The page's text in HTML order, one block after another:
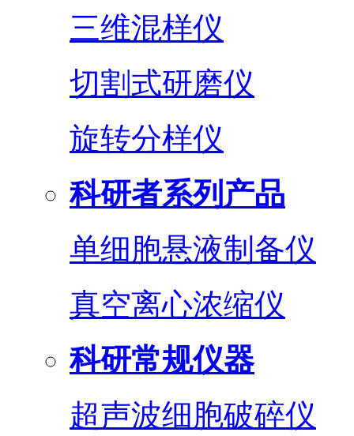
三维混样仪
切割式研磨仪
旋转分样仪
科研者系列产品
单细胞悬液制备仪
真空离心浓缩仪
科研常规仪器
超声波细胞破碎仪